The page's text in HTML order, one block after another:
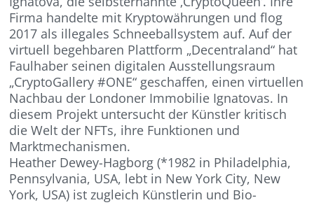
Firma handelte mit Kryptowährungen und flog
2017 als illegales Schneeballsystem auf. Auf der
virtuell begehbaren Plattform „Decentraland“ hat
Faulhaber seinen digitalen Ausstellungsraum
„CryptoGallery #ONE“ geschaffen, einen virtuellen
Nachbau der Londoner Immobilie Ignatovas. In
diesem Projekt untersucht der Künstler kritisch
die Welt der NFTs, ihre Funktionen und
Marktmechanismen.
Heather Dewey-Hagborg (*1982 in Philadelphia,
Pennsylvania, USA, lebt in New York City, New
York, USA) ist zugleich Künstlerin und Bio-